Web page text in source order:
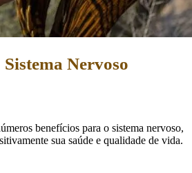
Nervoso
benefícios para o sistema nervoso,
sua saúde e qualidade de vida.